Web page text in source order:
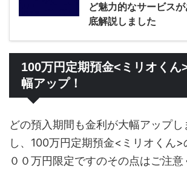
ど魅力的なサービス
底解説しました
100万円定期預金<ミリオくん
幅アップ！
どの預入期間も金利が大幅アップ
し、100万円定期預金<ミリオくん>
００万円限定ですのその点はご注意